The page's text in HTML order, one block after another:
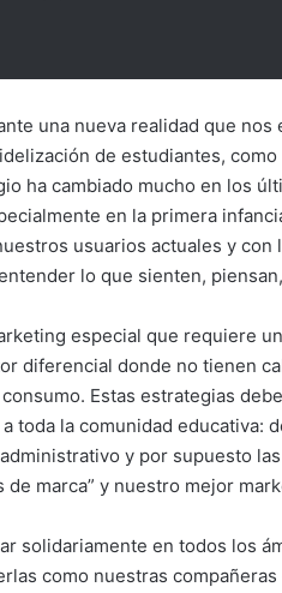
una nueva realidad que
de estudiantes,
ha cambiado mucho en los
en la primera
usuarios actuales y
lo que sienten,
especial que requiere
diferencial donde no tienen
Estas estrategias
toda la comunidad educativa:
y por supuesto
marca” y nuestro mejor
solidariamente en todos los
como nuestras